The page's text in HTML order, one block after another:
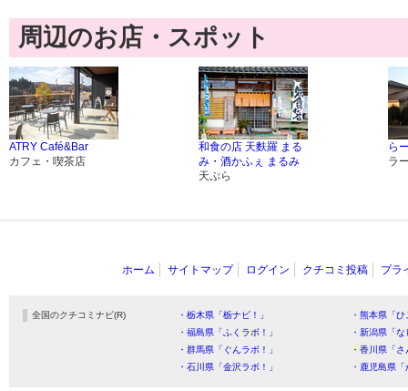
周辺のお店・スポット
ATRY Café&Bar
カフェ・喫茶店
和食の店 天麩羅 まる
み・酒かふぇ まるみ
天ぷら
ら
ラ
ホーム サイトマップ ログイン クチコミ投稿 プラ
全国のクチコミナビ(R) ・栃木県「栃ナビ！」
・熊本県「
・福島県「ふくラボ！」
・新潟県「
・群馬県「ぐんラボ！」
・香川県「
・石川県「金沢ラボ！」
・鹿児島県